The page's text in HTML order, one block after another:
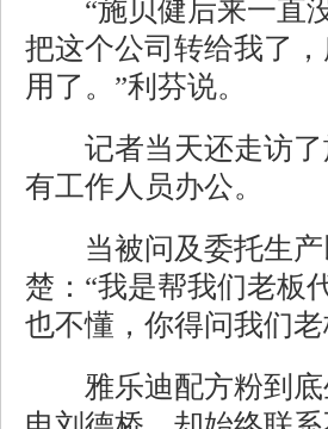
“施贝健后来一直没
把这个公司转给我了
用了。”利芬说。
记者当天还走访了
有工作人员办公。
当被问及委托生产
楚：“我是帮我们老板
也不懂，你得问我们老
雅乐迪配方粉到底